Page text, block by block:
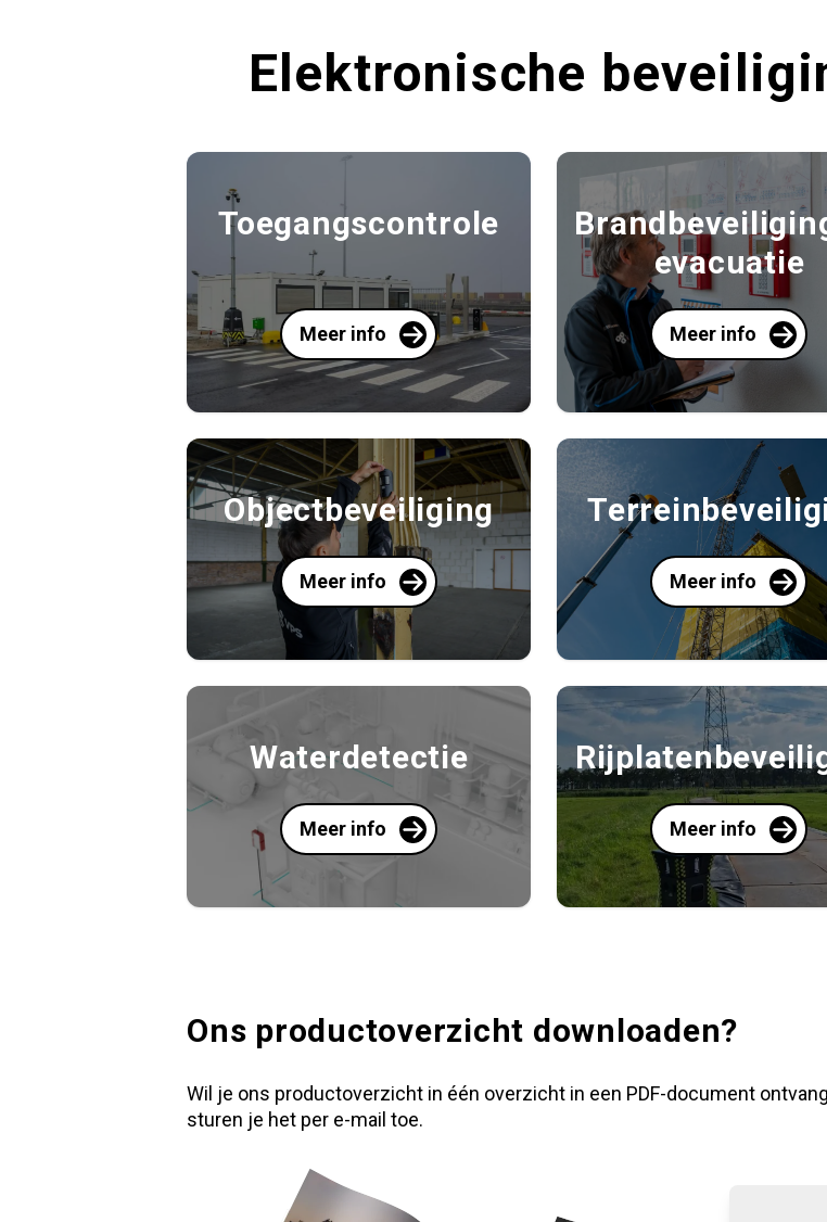
Elektronische
Toegangscontrole
Meer info
evacuatie
Meer info
Objectbeveiliging
Meer info Meer info
Waterdetectie
Meer info Meer info
Ons productoverzicht downloaden?
Wil je ons productoverzicht in één overzicht in een PDF-document
sturen je het per e-mail toe.